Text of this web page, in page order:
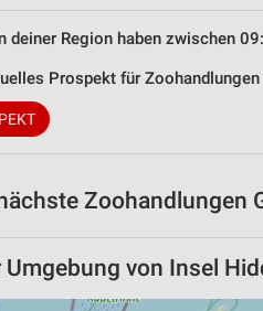
deiner Region haben zwischen
Prospekt für
Zoohandlungen
Umgebung von Insel